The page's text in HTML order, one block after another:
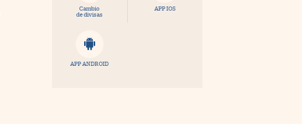
Cambio
de divisas
APP IOS
APP ANDROID